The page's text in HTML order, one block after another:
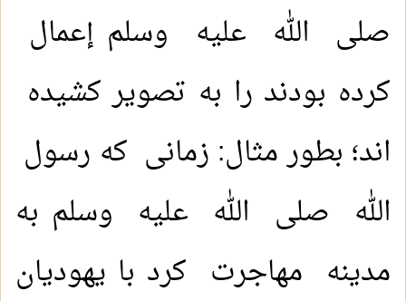
صلى الله عليه وسلم إعمال
کرده بودند را به تصویر کشیده
اند؛ بطور مثال: زمانی که رسول
الله صلی الله عليه وسلم به
مدینه مهاجرت کرد با یهودیان